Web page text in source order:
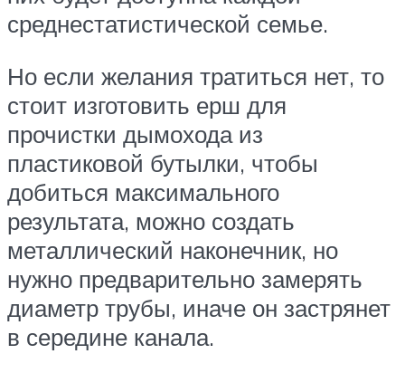
среднестатистической семье.
Но если желания тратиться нет, то
стоит изготовить ерш для
прочистки дымохода из
пластиковой бутылки, чтобы
добиться максимального
результата, можно создать
металлический наконечник, но
нужно предварительно замерять
диаметр трубы, иначе он застрянет
в середине канала.